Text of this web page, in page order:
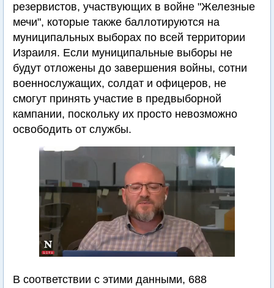
резервистов, участвующих в войне "Железные
мечи", которые также баллотируются на
муниципальных выборах по всей территории
Израиля. Если муниципальные выборы не
будут отложены до завершения войны, сотни
военнослужащих, солдат и офицеров, не
смогут принять участие в предвыборной
кампании, поскольку их просто невозможно
освободить от службы.
В соответствии с этими данными, 688